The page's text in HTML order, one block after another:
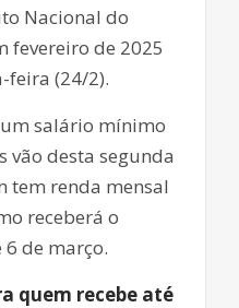
Nacional do
fevereiro de 2025
feira (24/2).
salário mínimo
vão desta segunda
tem renda mensal
receberá o
de março.
quem recebe até